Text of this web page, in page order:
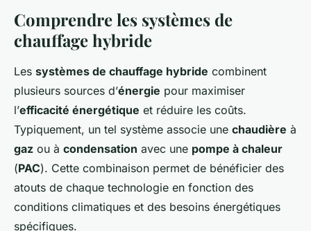
Comprendre les systèmes de
chauffage hybride
Les systèmes de chauffage hybride combinent
plusieurs sources d’énergie pour maximiser
l’efficacité énergétique et réduire les coûts.
Typiquement, un tel système associe une chaudière à
gaz ou à condensation avec une pompe à chaleur
(PAC). Cette combinaison permet de bénéficier des
atouts de chaque technologie en fonction des
conditions climatiques et des besoins énergétiques
spécifiques.